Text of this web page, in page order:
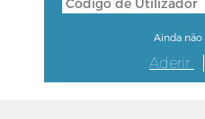
Ainda não
Aderir